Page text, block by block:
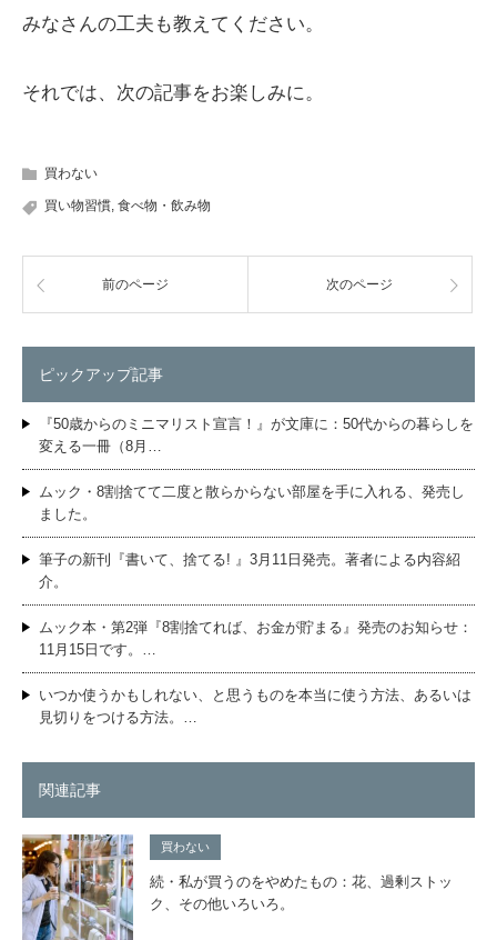
みなさんの工夫も教えてください。
それでは、次の記事をお楽しみに。
買わない
買い物習慣, 食べ物・飲み物
前のページ 次のページ
ピックアップ記事
『50歳からのミニマリスト宣言！』が文庫に：50代からの暮らしを
変える一冊（8月…
ムック・8割捨てて二度と散らからない部屋を手に入れる、発売し
ました。
筆子の新刊『書いて、捨てる! 』3月11日発売。著者による内容紹
介。
ムック本・第2弾『8割捨てれば、お金が貯まる』発売のお知らせ：
11月15日です。…
いつか使うかもしれない、と思うものを本当に使う方法、あるいは
見切りをつける方法。…
関連記事
買わない
続・私が買うのをやめたもの：花、過剰ストッ
ク、その他いろいろ。